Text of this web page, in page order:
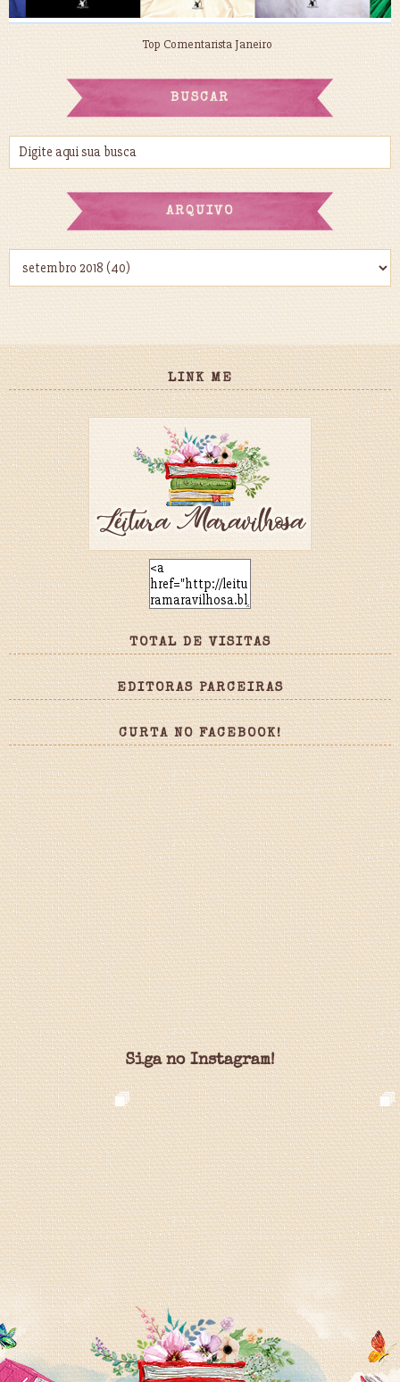
Top Comentarista Janeiro
BUSCAR
ARQUIVO
LINK ME
TOTAL DE VISITAS
EDITORAS PARCEIRAS
CURTA NO FACEBOOK!
Siga no Instagram!